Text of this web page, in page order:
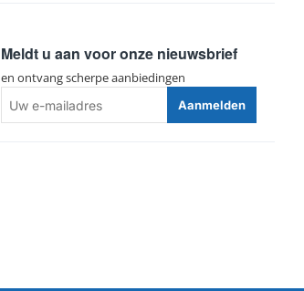
Meldt u aan voor onze nieuwsbrief
en ontvang scherpe aanbiedingen
e-
Aanmelden